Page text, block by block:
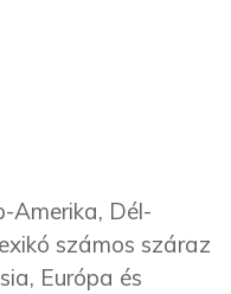
Amerika, Dél-
számos száraz
Európa és